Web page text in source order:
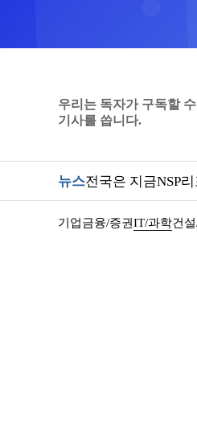
우리는 독자가 구독할
기사를 씁니다.
뉴스전국은 지금NSP
기업금융/증권IT/과학건